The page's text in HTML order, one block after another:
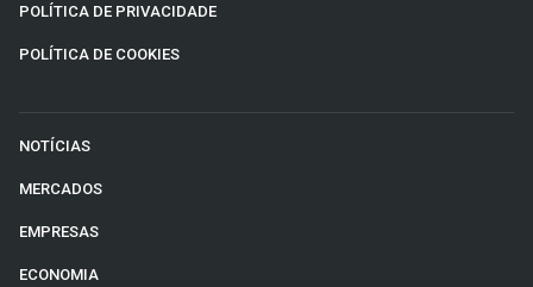
POLÍTICA DE PRIVACIDADE
POLÍTICA DE COOKIES
NOTÍCIAS
MERCADOS
EMPRESAS
ECONOMIA